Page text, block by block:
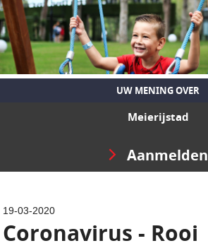
UW MENING OVER
Meierijstad
Aanmelden
19-03-2020
Coronavirus - Rooi